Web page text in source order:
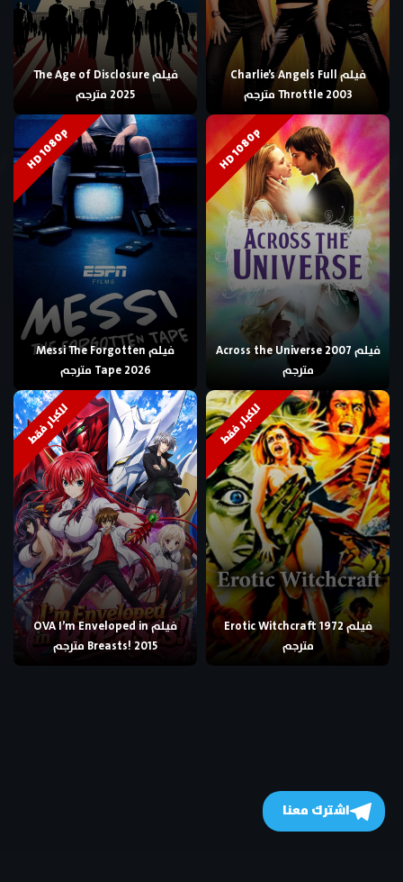
فيلم Charlie’s Angels Full
Throttle 2003 مترجم
فيلم The Age of Disclosure
2025 مترجم
HD 1080p
فيلم Across the Universe 2007
مترجم
HD 1080p
فيلم Messi The Forgotten
Tape 2026 مترجم
للكبار فقط
فيلم Erotic Witchcraft 1972
مترجم
للكبار فقط
فيلم OVA I’m Enveloped in
Breasts! 2015 مترجم
اشترك معنا